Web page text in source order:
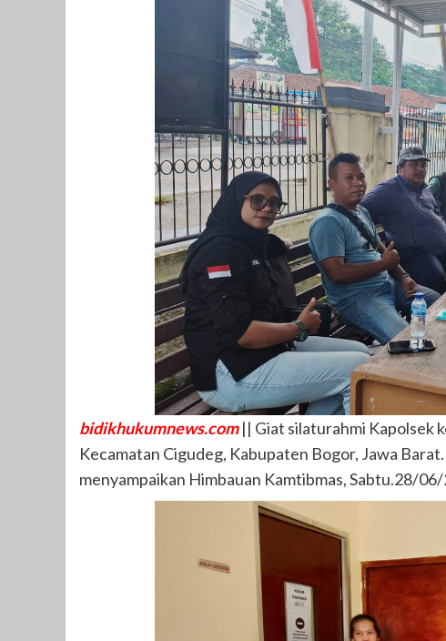
bidikhukumnews.com|| Giat silaturahmi Kapolsek
Kecamatan Cigudeg, Kabupaten Bogor, Jawa
menyampaikan Himbauan Kamtibmas, Sabtu.28/